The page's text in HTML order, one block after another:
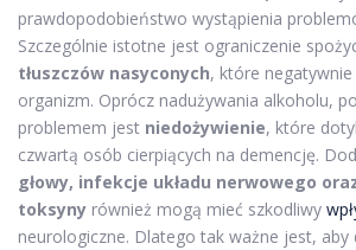
prawdopodobieństwo wystąpienia
Szczególnie istotne jest ograniczenie
tłuszczów nasyconych, które
organizm. Oprócz nadużywania alkoholu,
problemem jest niedożywienie, które
czwartą osób cierpiących na demencję.
głowy, infekcje układu nerwowego
toksyny również mogą mieć szkodliwy
neurologiczne. Dlatego tak ważne jest, aby